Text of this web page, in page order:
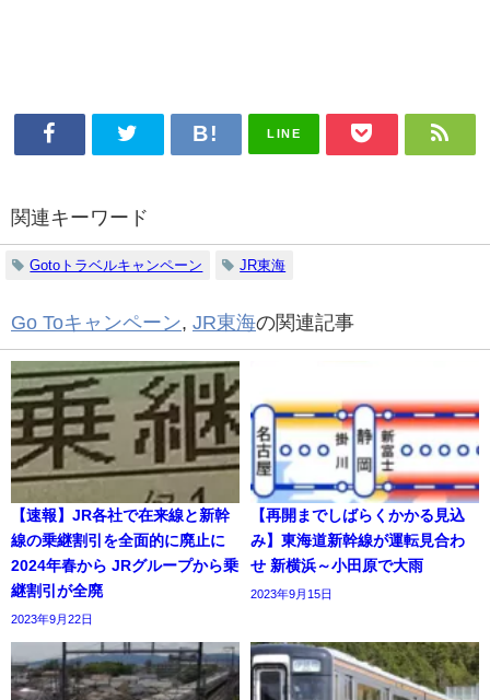
LINE
関連キーワード
Gotoトラベルキャンペーン JR東海
Go Toキャンペーン, JR東海の関連記事
【速報】JR各社で在来線と新幹
線の乗継割引を全面的に廃止に
2024年春から JRグループから乗
継割引が全廃
2023年9月22日
【再開までしばらくかかる見込
み】東海道新幹線が運転見合わ
せ 新横浜～小田原で大雨
2023年9月15日